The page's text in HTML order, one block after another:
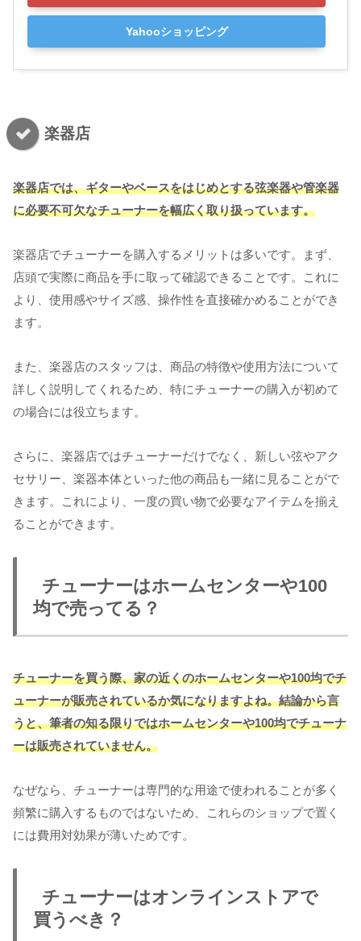
Yahooショッピング
楽器店
楽器店では、ギターやベースをはじめとする弦楽器や管楽器
に必要不可欠なチューナーを幅広く取り扱っています。
楽器店でチューナーを購入するメリットは多いです。まず、
店頭で実際に商品を手に取って確認できることです。これに
より、使用感やサイズ感、操作性を直接確かめることができ
ます。
また、楽器店のスタッフは、商品の特徴や使用方法について
詳しく説明してくれるため、特にチューナーの購入が初めて
の場合には役立ちます。
さらに、楽器店ではチューナーだけでなく、新しい弦やアク
セサリー、楽器本体といった他の商品も一緒に見ることがで
きます。これにより、一度の買い物で必要なアイテムを揃え
ることができます。
チューナーはホームセンターや100
均で売ってる？
チューナーを買う際、家の近くのホームセンターや100均でチ
ューナーが販売されているか気になりますよね。結論から言
うと、筆者の知る限りではホームセンターや100均でチューナ
ーは販売されていません。
なぜなら、チューナーは専門的な用途で使われることが多く
頻繁に購入するものではないため、これらのショップで置く
には費用対効果が薄いためです。
チューナーはオンラインストアで
買うべき？